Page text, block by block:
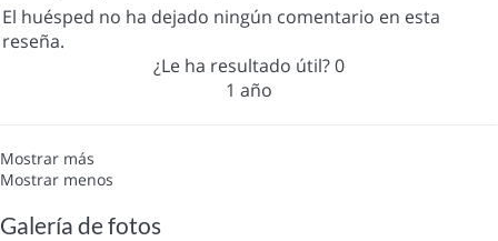
El huésped no ha dejado ningún comentario en esta
reseña.
¿Le ha resultado útil?0
1 año
Mostrar más
Mostrar menos
Galería de fotos